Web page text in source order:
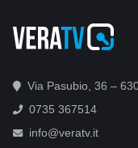
Via Pasubio, 36 –
0735 367514
info@veratv.it